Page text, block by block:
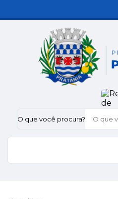
O que você procura?